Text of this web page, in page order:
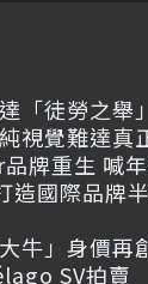
「徒勞之舉
視覺難達真
牌重生 喊
造國際品牌
牛」身價再
SV拍賣